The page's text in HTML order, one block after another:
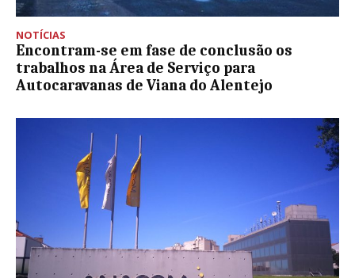
NOTÍCIAS
Encontram-se em fase de conclusão os
trabalhos na Área de Serviço para
Autocaravanas de Viana do Alentejo